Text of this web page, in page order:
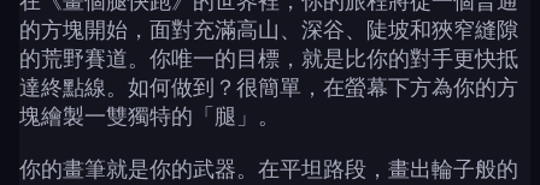
的方塊開始，面對充滿高山、深谷、陡坡和狹窄縫隙
的荒野賽道。你唯一的目標，就是比你的對手更快抵
達終點線。如何做到？很簡單，在螢幕下方為你的方
塊繪製一雙獨特的「腿」。
你的畫筆就是你的武器。在平坦路段，畫出輪子般的